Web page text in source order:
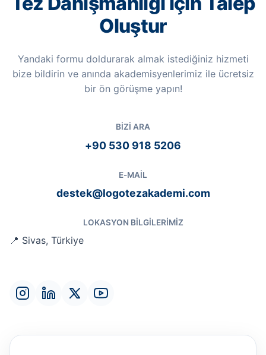
Oluştur
Yandaki formu doldurarak almak istediğiniz hizmeti
bize bildirin ve anında akademisyenlerimiz ile ücretsiz
bir ön görüşme yapın!
BIZI ARA
+90 530 918 5206
E-MAIL
destek@logotezakademi.com
LOKASYON BILGILERIMIZ
📍 Sivas, Türkiye